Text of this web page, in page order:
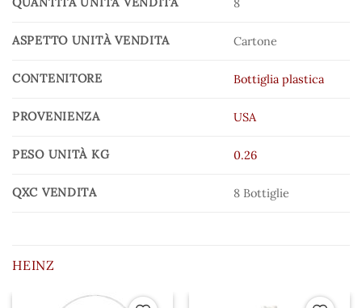
8
ASPETTO UNITÀ VENDITA Cartone
CONTENITORE Bottiglia plastica
PROVENIENZA USA
PESO UNITÀ KG 0.26
QXC VENDITA 8 Bottiglie
HEINZ